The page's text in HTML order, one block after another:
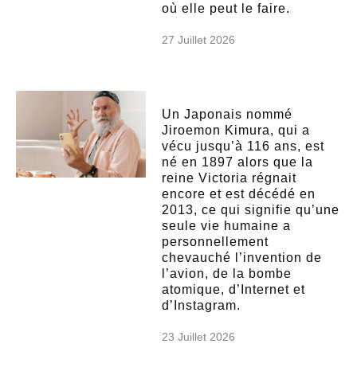
où elle peut le faire.
27 Juillet 2026
Un Japonais nommé
Jiroemon Kimura, qui a
vécu jusqu’à 116 ans, est
né en 1897 alors que la
reine Victoria régnait
encore et est décédé en
2013, ce qui signifie qu’une
seule vie humaine a
personnellement
chevauché l’invention de
l’avion, de la bombe
atomique, d’Internet et
d’Instagram.
23 Juillet 2026